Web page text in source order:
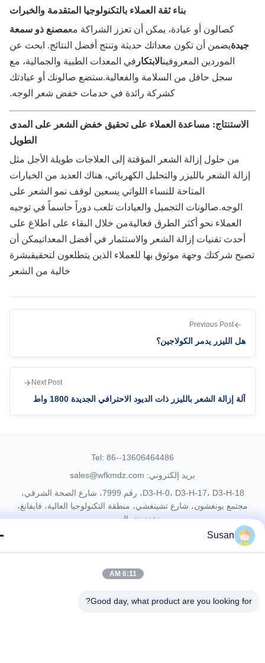
بناء ثقة العملاء بالتكنولوجيا المتقدمة والخبرات
كصالون أو عيادة، يمكن أن تعزز الشراكة معمصنع ذو سمعة
يضمن أن تكون معداتك حديثة وتنتج أفضل النتائج. ابحث عن
الموردين المعروفينالابتكارفي المعدات الطبية والجمالية، مع
سجل حافل من السلامة والفعالية.ستضع صالونك أو عيادتك
كشركة رائدة في خدمات خفض شعر الوجه.
مساعدة العملاء على تحقيق خفض الشعر على المدى
الطويل
من حلول إزالة الشعر المؤقتة إلى العلاجات طويلة الأجل مثل
الشعر بالليزر والتحليل الكهربائي، هناك العديد من الخيارات
المتاحة للنساء اللواتي يسعين لوقف نمو الشعر على
الوجه.صالونات التجميل والعيادات تلعب دوراً حاسماً في توجيه
العملاء نحو أكثر الطرق فعاليةمن خلال البقاء على اطلاع على
أحدث تقنيات إزالة الشعر والاستثمار في أفضل المعداتيمكن أن
شركتك وجهة موثوق بها للعملاء الذين يتطلعون لتحقيقبشرة
خالية من الشعر
Previous Post
هل الليزر يدمر الكولاجين؟
Next Post
آلة إزالة الشعر بالليزر ذات الديود الاحترافي الجديدة 1800 واط
Tel: 86--13606464486
بريد إلكتروني: sales@wfkmdz.com
D3-H-0، D3-H-17، D3-H-18، رقم 7999، شارع الصحة الشرقي،
يونغشون، شارع تشينغشي، منطقة التكنولوجيا العالية، فايفانغ،
شندونغ، الصين
Susan
6:11 AM
Good day, what product are you looking